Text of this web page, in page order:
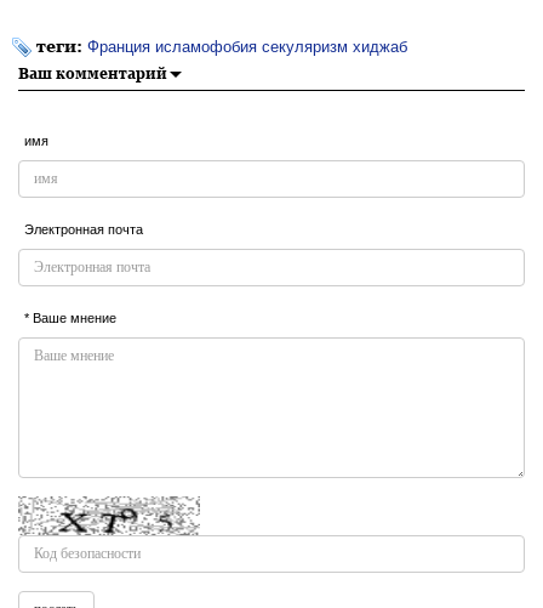
теги: Франция исламофобия секуляризм хиджаб
Ваш комментарий
имя
Электронная почта
* Ваше мнение